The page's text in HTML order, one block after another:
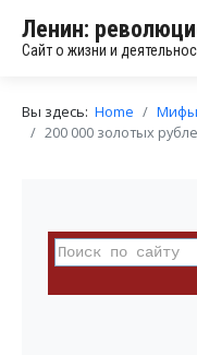
Ленин:
Сайт о жизни и
Вы здесь: Home
Мифы
200 000 золотых